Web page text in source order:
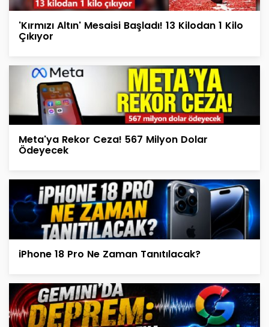
'Kırmızı Altın' Mesaisi Başladı! 13 Kilodan 1 Kilo
Çıkıyor
Meta'ya Rekor Ceza! 567 Milyon Dolar
Ödeyecek
iPhone 18 Pro Ne Zaman Tanıtılacak?